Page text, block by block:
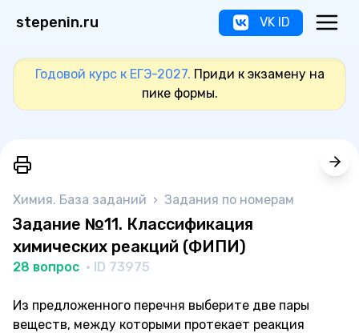
stepenin.ru VK ID
Годовой курс к ЕГЭ-2027. Приди к экзамену на
пике формы.
Химия. База заданий › Задания по номерам
Задание №11. Классификация
химических реакций (ФИПИ)
28 вопрос · ID 73975
Из предложенного перечня выберите две пары
веществ, между которыми протекает реакция